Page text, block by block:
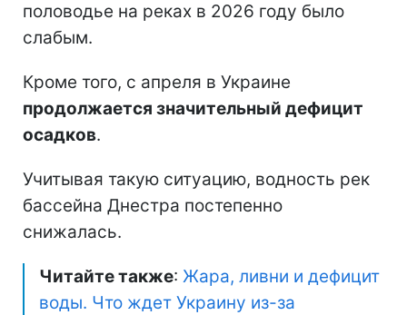
половодье на реках в 2026 году было
слабым.
Кроме того, с апреля в Украине
продолжается значительный дефицит
осадков.
Учитывая такую ситуацию, водность рек
бассейна Днестра постепенно
снижалась.
Читайте также: Жара, ливни и дефицит
воды. Что ждет Украину из-за